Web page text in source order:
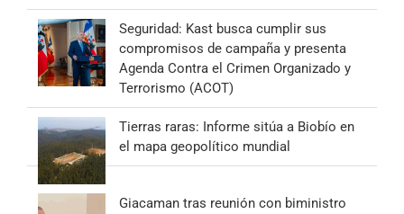
Seguridad: Kast busca cumplir sus
compromisos de campaña y presenta
Agenda Contra el Crimen Organizado y
Terrorismo (ACOT)
Tierras raras: Informe sitúa a Biobío en
el mapa geopolítico mundial
Giacaman tras reunión con biministro